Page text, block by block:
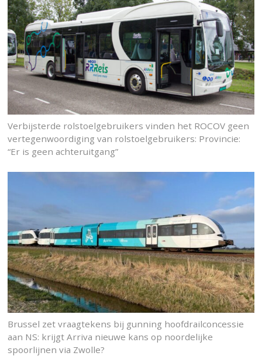
Verbijsterde rolstoelgebruikers vinden het ROCOV geen
vertegenwoordiging van rolstoelgebruikers: Provincie:
“Er is geen achteruitgang”
Brussel zet vraagtekens bij gunning hoofdrailconcessie
aan NS: krijgt Arriva nieuwe kans op noordelijke
spoorlijnen via Zwolle?